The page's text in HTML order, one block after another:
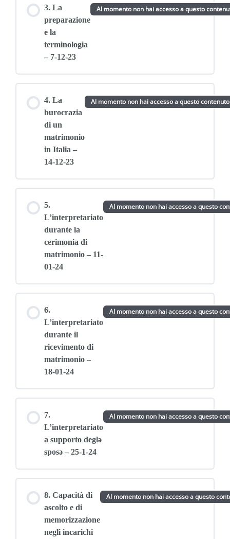
3. La
preparazione
e la
terminologia
– 7-12-23
Al momento non hai accesso a questo
4. La
burocrazia
di un
matrimonio
in Italia –
14-12-23
Al momento non hai accesso a questo contenuto
5.
L’interpretariato
durante la
cerimonia di
matrimonio – 11-
01-24
Al momento non hai accesso a questo
6.
L’interpretariato
durante il
ricevimento di
matrimonio –
18-01-24
Al momento non hai accesso a questo
7.
L’interpretariato
a supporto deglə
sposə – 25-1-24
Al momento non hai accesso a questo
8. Capacità di
ascolto e di
memorizzazione
negli incarichi
Al momento non hai accesso a questo